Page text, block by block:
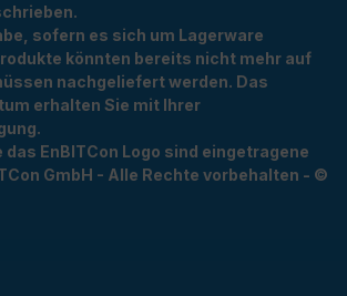
sofern es sich um Lagerware
könnten bereits nicht mehr auf
nachgeliefert werden. Das
erhalten Sie mit Ihrer
das EnBITCon Logo sind eingetragene
GmbH - Alle Rechte vorbehalten - ©